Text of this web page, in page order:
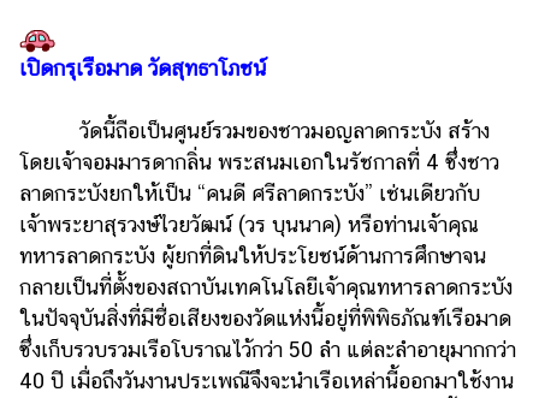
เปิดกรุเรือมาด วัดสุทธาโภชน์
วัดนี้ถือเป็นศูนย์รวมของชาวมอญลาดกระบัง สร้าง
โดยเจ้าจอมมารดากลิ่น พระสนมเอกในรัชกาลที่ 4 ซึ่งชาว
ลาดกระบังยกให้เป็น “คนดี ศรีลาดกระบัง” เช่นเดียวกับ
เจ้าพระยาสุรวงษ์ไวยวัฒน์ (วร บุนนาค) หรือท่านเจ้าคุณ
ทหารลาดกระบัง ผู้ยกที่ดินให้ประโยชน์ด้านการศึกษาจน
กลายเป็นที่ตั้งของสถาบันเทคโนโลยีเจ้าคุณทหารลาดกระบัง
ในปัจจุบันสิ่งที่มีชื่อเสียงของวัดแห่งนี้อยู่ที่พิพิธภัณฑ์เรือมาด
ซึ่งเก็บรวบรวมเรือโบราณไว้กว่า 50 ลำ แต่ละลำอายุมากกว่า
40 ปี เมื่อถึงวันงานประเพณีจึงจะนำเรือเหล่านี้ออกมาใช้งาน